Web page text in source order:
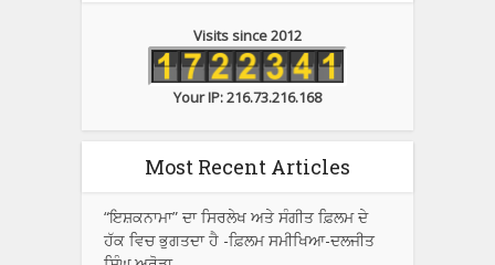
Visits since 2012
Your IP: 216.73.216.168
Most Recent Articles
“ਇਸ਼ਕਨਾਮਾ” ਦਾ ਸਿਰਲੇਖ ਅਤੇ ਸੰਗੀਤ ਫ਼ਿਲਮ ਦੇ
ਹੱਕ ਵਿਚ ਭੁਗਤਦਾ ਹੈ -ਫ਼ਿਲਮ ਸਮੀਖਿਆ-ਦਲਜੀਤ